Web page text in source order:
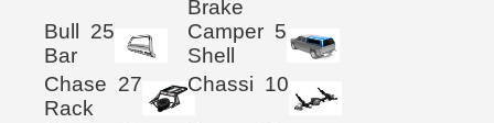
Brake
Bull
Bar
25
Camper
Shell
5
Chase
Rack
27 Chassi 10